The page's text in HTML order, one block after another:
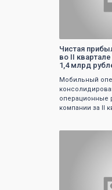
Чистая
во II
1,4 млрд
Мобильный
операционные
компании за II